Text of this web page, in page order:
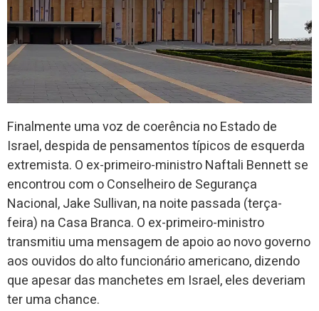
Finalmente uma voz de coerência no Estado de
Israel, despida de pensamentos típicos de esquerda
extremista. O ex-primeiro-ministro Naftali Bennett se
encontrou com o Conselheiro de Segurança
Nacional, Jake Sullivan, na noite passada (terça-
feira) na Casa Branca. O ex-primeiro-ministro
transmitiu uma mensagem de apoio ao novo governo
aos ouvidos do alto funcionário americano, dizendo
que apesar das manchetes em Israel, eles deveriam
ter uma chance.